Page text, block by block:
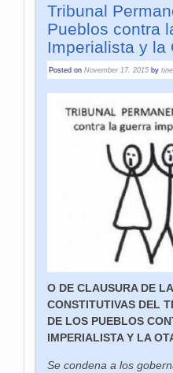
Tribunal
Pueblos contra
Imperialista y la
Posted onNovember 17, 2015 bytine
O DE CLAUSURA DE
CONSTITUTIVAS DEL
DE LOS PUEBLOS
IMPERIALISTA Y LA
Se condena a los